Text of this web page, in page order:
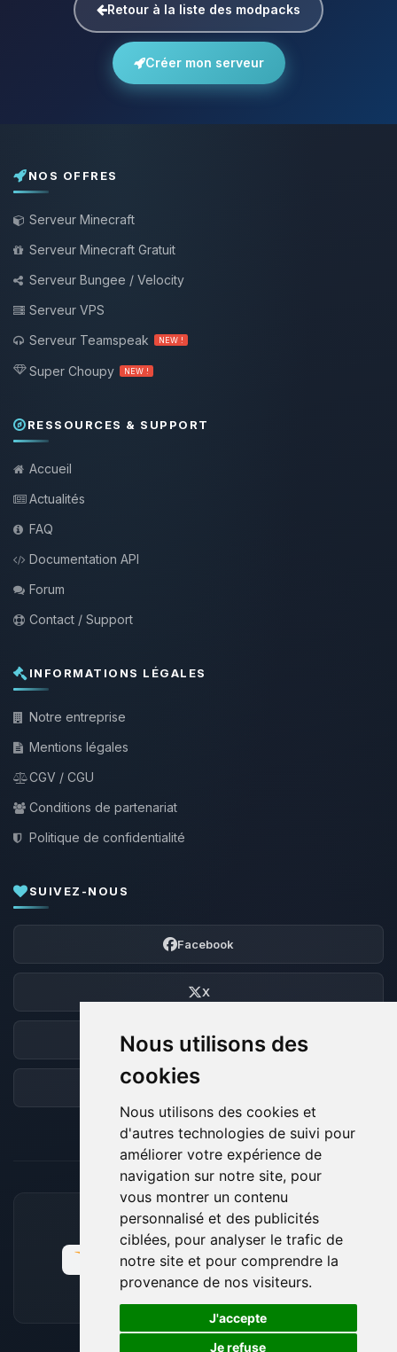
Nous utilisons des
cookies
Nous utilisons des cookies et
d'autres technologies de suivi pour
améliorer votre expérience de
navigation sur notre site, pour
vous montrer un contenu
personnalisé et des publicités
ciblées, pour analyser le trafic de
notre site et pour comprendre la
provenance de nos visiteurs.
J'accepte
Je refuse
Retour à la liste des modpacks
Créer mon serveur
NOS OFFRES
Serveur Minecraft
Serveur Minecraft Gratuit
Serveur Bungee / Velocity
Serveur VPS
Serveur Teamspeak
NEW !
Super Choupy NEW !
RESSOURCES & SUPPORT
Accueil
Actualités
FAQ
Documentation API
Forum
Contact / Support
INFORMATIONS LÉGALES
Notre entreprise
Mentions légales
CGV / CGU
Conditions de partenariat
Politique de confidentialité
SUIVEZ-NOUS
Facebook
X
Discord
Forum
MOYENS DE PAIEMENT ACCEPTÉS
🍪